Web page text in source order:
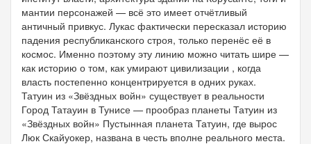
мантии персонажей — всё это имеет отчётливый
античный привкус. Лукас фактически пересказал историю
падения республиканского строя, только перенёс её в
космос. Именно поэтому эту линию можно читать шире —
как историю о том, как умирают цивилизации , когда
власть постепенно концентрируется в одних руках.
Татуин из «Звёздных войн» существует в реальности
Город Татауин в Тунисе — прообраз планеты Татуин из
«Звёздных войн» Пустынная планета Татуин, где вырос
Люк Скайуокер, названа в честь вполне реального места.